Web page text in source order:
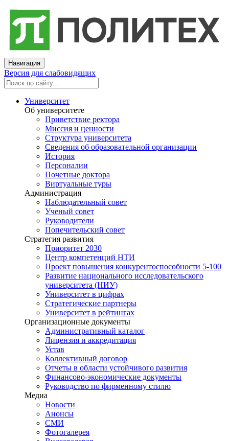
Навигация
Версия для слабовидящих
Университет
Об университете
Приветствие ректора
Миссия и ценности
Структура университета
Сведения об образовательной организации
История
Персоналии
Почетные доктора
Виртуальные туры
Администрация
Наблюдательный совет
Ученый совет
Руководители
Попечительский совет
Стратегия развития
Приоритет 2030
Центр компетенций НТИ
Проект повышения конкурентоспособности 5-100
Развитие национального исследовательского
университета (НИУ)
Университет в цифрах
Стратегические партнеры
Университет в рейтингах
Организационные документы
Административный каталог
Лицензия и аккредитация
Устав
Коллективный договор
Отчеты в области устойчивого развития
Финансово-экономические документы
Руководство по фирменному стилю
Медиа
Новости
Анонсы
СМИ
Фотогалерея